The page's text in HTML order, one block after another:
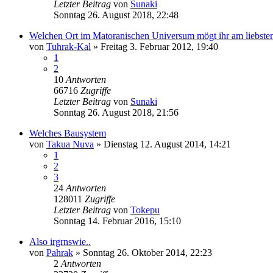
Letzter Beitrag von Sunaki
Sonntag 26. August 2018, 22:48
Welchen Ort im Matoranischen Universum mögt ihr am
von Tuhrak-Kal » Freitag 3. Februar 2012, 19:40
1
2
10 Antworten
66716 Zugriffe
Letzter Beitrag von Sunaki
Sonntag 26. August 2018, 21:56
Welches Bausystem
von Takua Nuva » Dienstag 12. August 2014, 14:21
1
2
3
24 Antworten
128011 Zugriffe
Letzter Beitrag von Tokepu
Sonntag 14. Februar 2016, 15:10
Also irgrnswie..
von Pahrak » Sonntag 26. Oktober 2014, 22:23
2 Antworten